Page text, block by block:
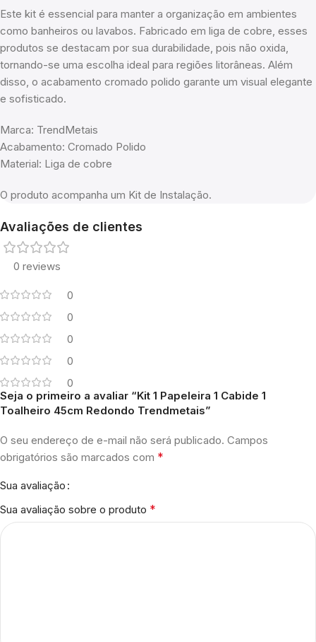
Este kit é essencial para manter a organização em ambientes
como banheiros ou lavabos. Fabricado em liga de cobre, esses
produtos se destacam por sua durabilidade, pois não oxida,
tornando-se uma escolha ideal para regiões litorâneas. Além
disso, o acabamento cromado polido garante um visual elegante
e sofisticado.
Marca: TrendMetais
Acabamento: Cromado Polido
Material: Liga de cobre
O produto acompanha um Kit de Instalação.
Avaliações de clientes
0 reviews
0
0
0
0
0
Seja o primeiro a avaliar “Kit 1 Papeleira 1 Cabide 1
Toalheiro 45cm Redondo Trendmetais”
O seu endereço de e-mail não será publicado. Campos
obrigatórios são marcados com *
Sua avaliação
Sua avaliação sobre o produto *